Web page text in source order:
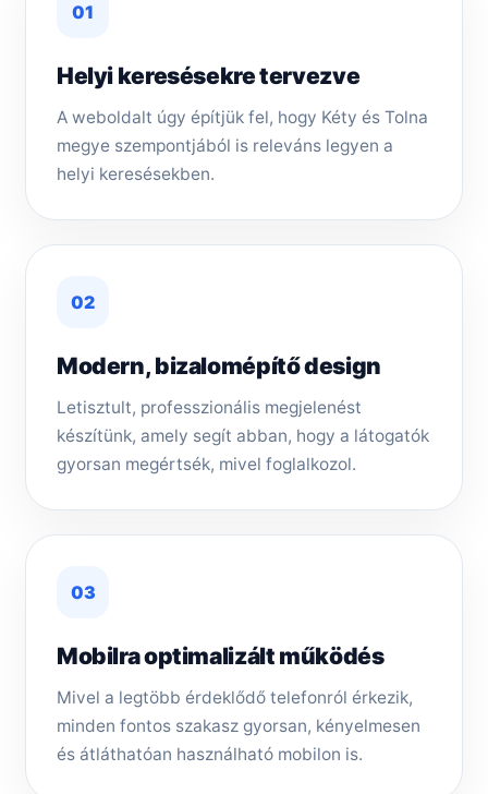
01
Helyi keresésekre tervezve
A weboldalt úgy építjük fel, hogy Kéty és Tolna
megye szempontjából is releváns legyen a
helyi keresésekben.
02
Modern, bizalomépítő design
Letisztult, professzionális megjelenést
készítünk, amely segít abban, hogy a látogatók
gyorsan megértsék, mivel foglalkozol.
03
Mobilra optimalizált működés
Mivel a legtöbb érdeklődő telefonról érkezik,
minden fontos szakasz gyorsan, kényelmesen
és átláthatóan használható mobilon is.